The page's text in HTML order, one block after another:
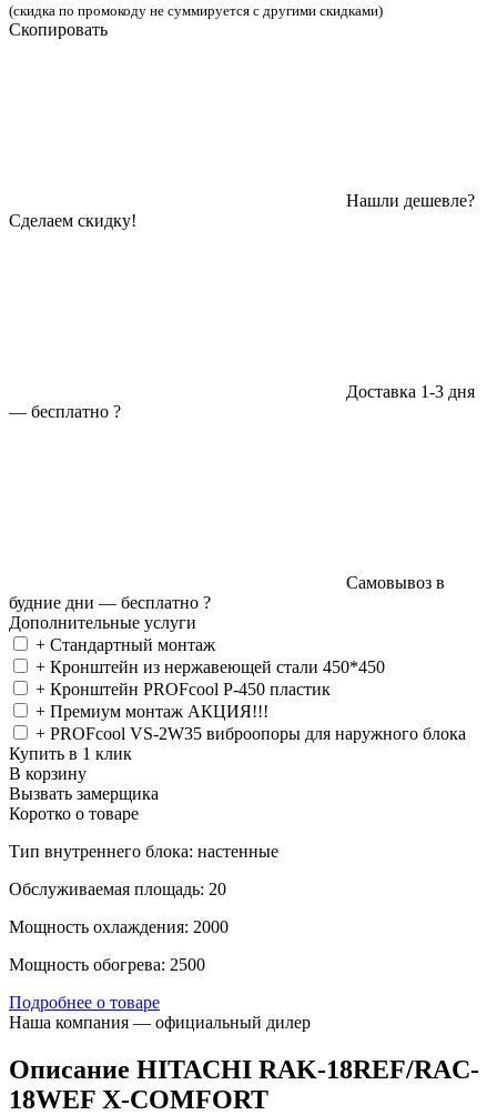
(скидка по промокоду не суммируется с другими скидками)
Скопировать
Нашли дешевле?
Сделаем скидку!
Доставка 1-3 дня
— бесплатно ?
Самовывоз в
будние дни — бесплатно ?
Дополнительные услуги
+ Стандартный монтаж
+ Кронштейн из нержавеющей стали 450*450
+ Кронштейн PROFcool P-450 пластик
+ Премиум монтаж АКЦИЯ!!!
+ PROFcool VS-2W35 виброопоры для наружного блока
Купить в 1 клик
В корзину
Вызвать замерщика
Коротко о товаре
Тип внутреннего блока: настенные
Обслуживаемая площадь: 20
Мощность охлаждения: 2000
Мощность обогрева: 2500
Подробнее о товаре
Наша компания — официальный дилер
Описание HITACHI RAK-18REF/RAC-
18WEF X-COMFORT